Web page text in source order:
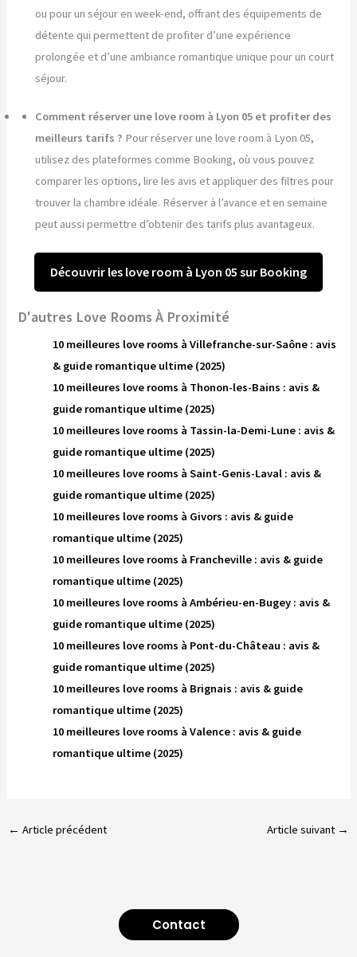
ou pour un séjour en week-end, offrant des équipements de
détente qui permettent de profiter d’une expérience
prolongée et d’une ambiance romantique unique pour un court
séjour.
Comment réserver une love room à Lyon 05 et profiter des
meilleurs tarifs ? Pour réserver une love room à Lyon 05,
utilisez des plateformes comme Booking, où vous pouvez
comparer les options, lire les avis et appliquer des filtres pour
trouver la chambre idéale. Réserver à l’avance et en semaine
peut aussi permettre d’obtenir des tarifs plus avantageux.
Découvrir les love room à Lyon 05 sur Booking
D'autres Love Rooms À Proximité
10 meilleures love rooms à Villefranche-sur-Saône : avis
& guide romantique ultime (2025)
10 meilleures love rooms à Thonon-les-Bains : avis &
guide romantique ultime (2025)
10 meilleures love rooms à Tassin-la-Demi-Lune : avis &
guide romantique ultime (2025)
10 meilleures love rooms à Saint-Genis-Laval : avis &
guide romantique ultime (2025)
10 meilleures love rooms à Givors : avis & guide
romantique ultime (2025)
10 meilleures love rooms à Francheville : avis & guide
romantique ultime (2025)
10 meilleures love rooms à Ambérieu-en-Bugey : avis &
guide romantique ultime (2025)
10 meilleures love rooms à Pont-du-Château : avis &
guide romantique ultime (2025)
10 meilleures love rooms à Brignais : avis & guide
romantique ultime (2025)
10 meilleures love rooms à Valence : avis & guide
romantique ultime (2025)
← Article précédent Article suivant →
Contact